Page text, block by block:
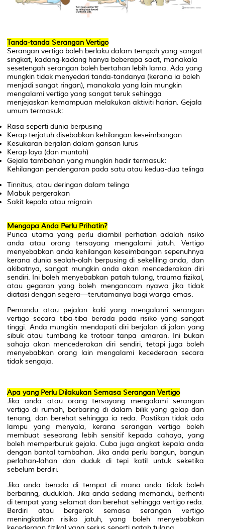
Tanda-tanda Serangan Vertigo
Serangan vertigo boleh berlaku dalam tempoh yang sangat
singkat, kadang-kadang hanya beberapa saat, manakala
sesetengah serangan boleh bertahan lebih lama. Ada yang
mungkin tidak menyedari tanda-tandanya (kerana ia boleh
menjadi sangat ringan), manakala yang lain mungkin
mengalami vertigo yang sangat teruk sehingga
menjejaskan kemampuan melakukan aktiviti harian. Gejala
umum termasuk:
Rasa seperti dunia berpusing
Kerap terjatuh disebabkan kehilangan keseimbangan
Kesukaran berjalan dalam garisan lurus
Kerap loya (dan muntah)
Gejala tambahan yang mungkin hadir termasuk:
Kehilangan pendengaran pada satu atau kedua-dua telinga
Tinnitus, atau deringan dalam telinga
Mabuk pergerakan
Sakit kepala atau migrain
Mengapa Anda Perlu Prihatin?
Punca utama yang perlu diambil perhatian adalah risiko
anda atau orang tersayang mengalami jatuh. Vertigo
menyebabkan anda kehilangan keseimbangan sepenuhnya
kerana dunia seolah-olah berpusing di sekeliling anda, dan
akibatnya, sangat mungkin anda akan mencederakan diri
sendiri. Ini boleh menyebabkan patah tulang, trauma fizikal,
atau gegaran yang boleh mengancam nyawa jika tidak
diatasi dengan segera—terutamanya bagi warga emas.
Pemandu atau pejalan kaki yang mengalami serangan
vertigo secara tiba-tiba berada pada risiko yang sangat
tinggi. Anda mungkin mendapati diri berjalan di jalan yang
sibuk atau tumbang ke trotoar tanpa amaran. Ini bukan
sahaja akan mencederakan diri sendiri, tetapi juga boleh
menyebabkan orang lain mengalami kecederaan secara
tidak sengaja.
Apa yang Perlu Dilakukan Semasa Serangan Vertigo
Jika anda atau orang tersayang mengalami serangan
vertigo di rumah, berbaring di dalam bilik yang gelap dan
tenang, dan berehat sehingga ia reda. Pastikan tidak ada
lampu yang menyala, kerana serangan vertigo boleh
membuat seseorang lebih sensitif kepada cahaya, yang
boleh memperburuk gejala. Cuba juga angkat kepala anda
dengan bantal tambahan. Jika anda perlu bangun, bangun
perlahan-lahan dan duduk di tepi katil untuk seketika
sebelum berdiri.
Jika anda berada di tempat di mana anda tidak boleh
berbaring, duduklah. Jika anda sedang memandu, berhenti
di tempat yang selamat dan berehat sehingga vertigo reda.
Berdiri atau bergerak semasa serangan vertigo
meningkatkan risiko jatuh, yang boleh menyebabkan